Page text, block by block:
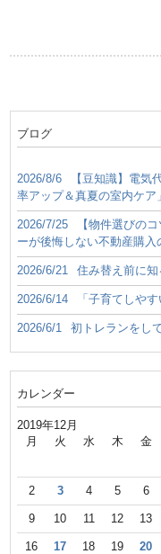
ブログ
2026/8/6
【豆知識】電気
率アップ＆真夏の室内ケア」
2026/7/25
【物件選びの
ーが後悔しない不動産購入
2026/6/21 住み替え前に
2026/6/14 「子育てしや
2026/6/1 初トレランをし
カレンダー
2019年12月
月 火 水 木 金
2 3 4 5 6
9 10 11 12 13
16 17 18 19 20